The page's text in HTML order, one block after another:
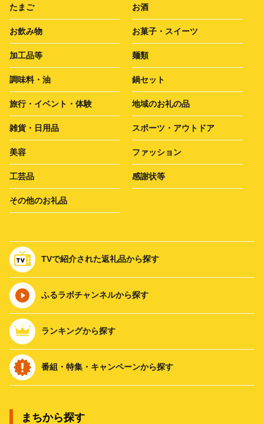
たまご お酒
お飲み物 お菓子・スイーツ
加工品等 麺類
調味料・油 鍋セット
旅行・イベント・体験 地域のお礼の品
雑貨・日用品 スポーツ・アウトドア
美容 ファッション
工芸品 感謝状等
その他のお礼品
TVで紹介された返礼品から探す
ふるラボチャンネルから探す
ランキングから探す
番組・特集・キャンペーンから探す
まちから探す